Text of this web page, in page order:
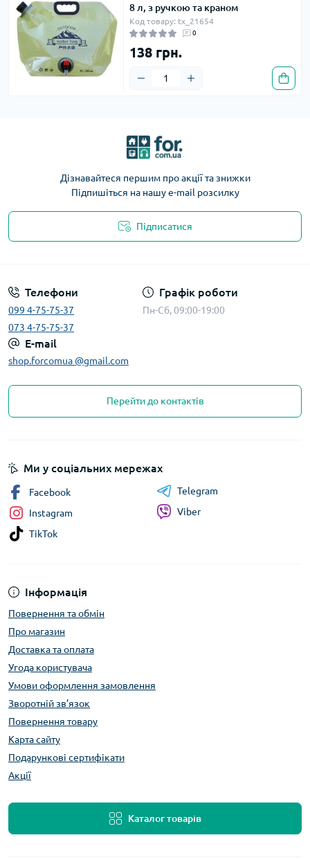
8 л, з ручкою та краном
Код товару: tx_21654
0
138 грн.
Дізнавайтеся першим про акції та знижки
Підпишіться на нашу e-mail розсилку
Підписатися
Телефони
099 4-75-75-37
073 4-75-75-37
Графік роботи
Пн-Сб, 09:00-19:00
E-mail
shop.forcomua @gmail.com
Перейти до контактів
Інформація
Повернення та обмін
Про магазин
Доставка та оплата
Угода користувача
Умови оформлення замовлення
Зворотній зв’язок
Повернення товару
Карта сайту
Подарункові сертифікати
Акції
Каталог товарів
Ми у соціальних мережах
Facebook
Instagram
TikTok
Telegram
Viber